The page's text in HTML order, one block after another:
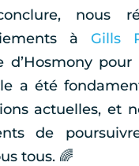
nous
à Gills
d’Hosmony
a été
actuelles, et
de
tous. 🌈